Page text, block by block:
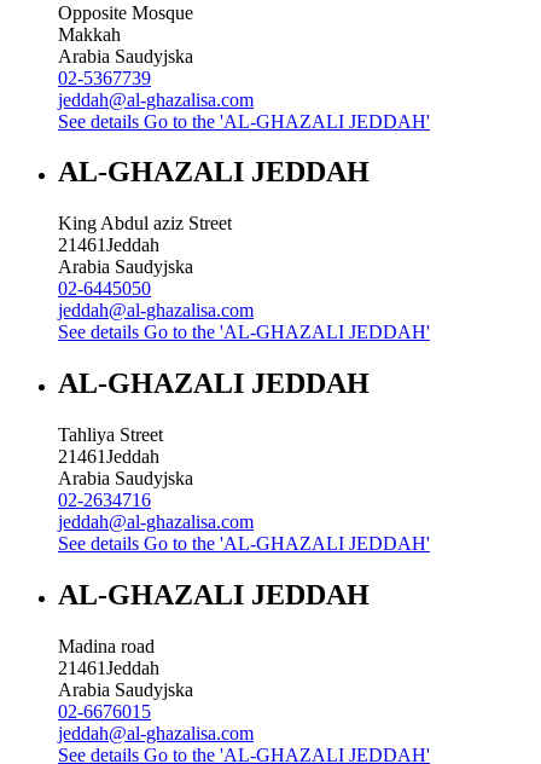
Opposite Mosque
Makkah
Arabia Saudyjska
02-5367739
jeddah@al-ghazalisa.com
See details Go to the 'AL-GHAZALI JEDDAH'
AL-GHAZALI JEDDAH
King Abdul aziz Street
21461Jeddah
Arabia Saudyjska
02-6445050
jeddah@al-ghazalisa.com
See details Go to the 'AL-GHAZALI JEDDAH'
AL-GHAZALI JEDDAH
Tahliya Street
21461Jeddah
Arabia Saudyjska
02-2634716
jeddah@al-ghazalisa.com
See details Go to the 'AL-GHAZALI JEDDAH'
AL-GHAZALI JEDDAH
Madina road
21461Jeddah
Arabia Saudyjska
02-6676015
jeddah@al-ghazalisa.com
See details Go to the 'AL-GHAZALI JEDDAH'